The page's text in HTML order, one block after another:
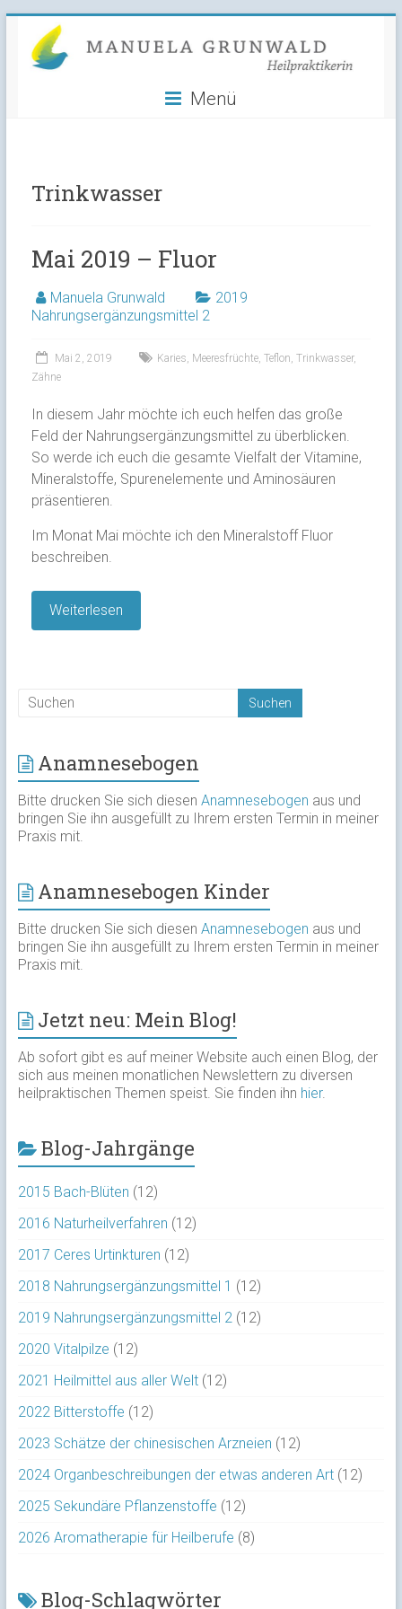
content
Manuela
Grunwald
Menü
Trinkwasser
Mai 2019 – Fluor
Manuela Grunwald
2019
Nahrungsergänzungsmittel 2
Mai 2, 2019 Karies Meeresfrüchte, Teflon Trinkwasser,
Zähne
In diesem Jahr möchte ich euch helfen das große
Feld der Nahrungsergänzungsmittel zu überblicken.
So werde ich euch die gesamte Vielfalt der Vitamine,
Mineralstoffe, Spurenelemente und Aminosäuren
präsentieren.
Im Monat Mai möchte ich den Mineralstoff Fluor
beschreiben.
Weiterlesen
Anamnesebogen
Bitte drucken Sie sich diesen Anamnesebogen aus und
bringen Sie ihn ausgefüllt zu Ihrem ersten Termin in meiner
Praxis mit.
Anamnesebogen Kinder
Bitte drucken Sie sich diesen Anamnesebogen aus und
bringen Sie ihn ausgefüllt zu Ihrem ersten Termin in meiner
Praxis mit.
Jetzt neu: Mein Blog!
Ab sofort gibt es auf meiner Website auch einen Blog, der
sich aus meinen monatlichen Newslettern zu diversen
heilpraktischen Themen speist. Sie finden ihn hier.
Blog-Jahrgänge
2015 Bach-Blüten (12)
2016 Naturheilverfahren (12)
2017 Ceres Urtinkturen (12)
2018 Nahrungsergänzungsmittel 1 (12)
2019 Nahrungsergänzungsmittel 2 (12)
2020 Vitalpilze (12)
2021 Heilmittel aus aller Welt(12)
2022 Bitterstoffe (12)
2023 Schätze der chinesischen Arzneien (12)
2024 Organbeschreibungen der etwas anderen Art(12)
2025 Sekundäre Pflanzenstoffe (12)
2026 Aromatherapie für Heilberufe (8)
Blog-Schlagwörter